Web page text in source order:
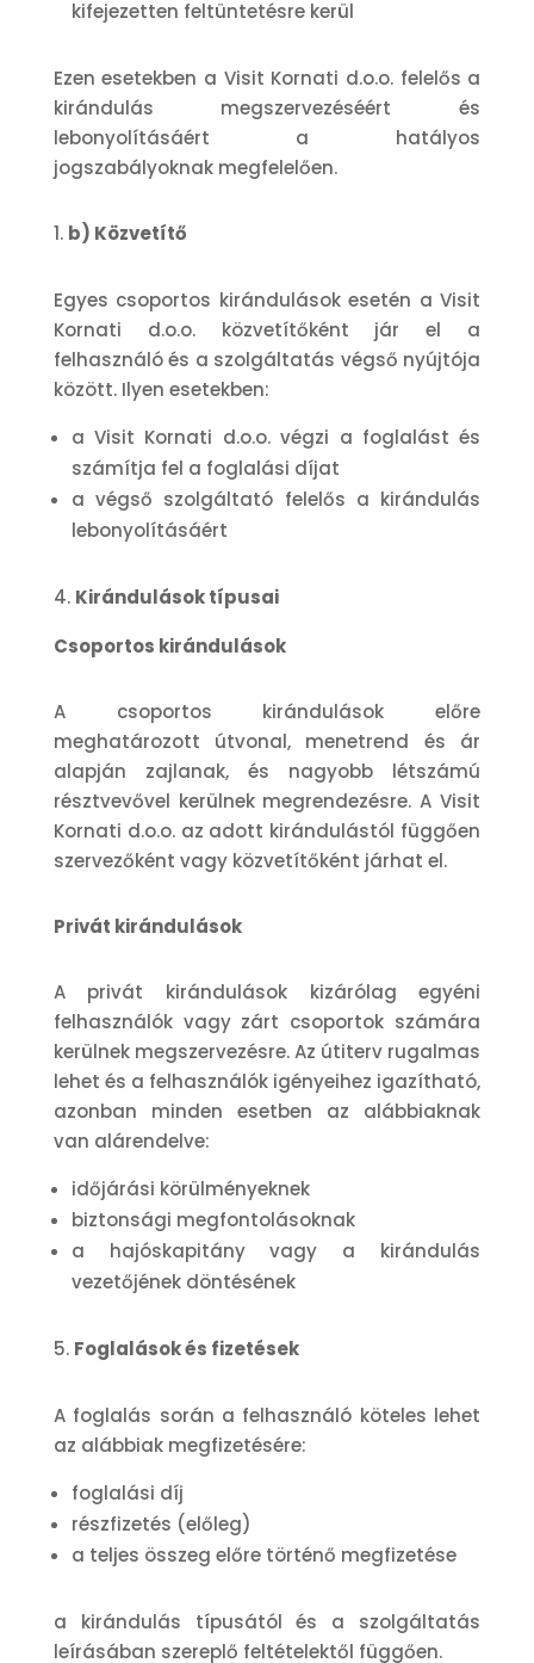
kifejezetten feltüntetésre kerül
Ezen esetekben a Visit Kornati d.o.o. felelős a
kirándulás megszervezéséért és
lebonyolításáért a hatályos
jogszabályoknak megfelelően.
b) Közvetítő
Egyes csoportos kirándulások esetén a Visit
Kornati d.o.o. közvetítőként jár el a
felhasználó és a szolgáltatás végső nyújtója
között. Ilyen esetekben:
a Visit Kornati d.o.o. végzi a foglalást és
számítja fel a foglalási díjat
a végső szolgáltató felelős a kirándulás
lebonyolításáért
Kirándulások típusai
Csoportos kirándulások
A csoportos kirándulások előre
meghatározott útvonal, menetrend és ár
alapján zajlanak, és nagyobb létszámú
résztvevővel kerülnek megrendezésre. A Visit
Kornati d.o.o. az adott kirándulástól függően
szervezőként vagy közvetítőként járhat el.
Privát kirándulások
A privát kirándulások kizárólag egyéni
felhasználók vagy zárt csoportok számára
kerülnek megszervezésre. Az útiterv rugalmas
lehet és a felhasználók igényeihez igazítható,
azonban minden esetben az alábbiaknak
van alárendelve:
időjárási körülményeknek
biztonsági megfontolásoknak
a hajóskapitány vagy a kirándulás
vezetőjének döntésének
Foglalások és fizetések
A foglalás során a felhasználó köteles lehet
az alábbiak megfizetésére:
foglalási díj
részfizetés (előleg)
a teljes összeg előre történő megfizetése
a kirándulás típusától és a szolgáltatás
leírásában szereplő feltételektől függően.